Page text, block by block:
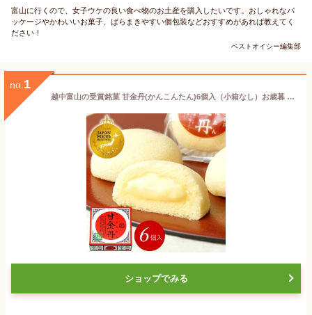
富山に行くので、女子ウケの良い食べ物のお土産を購入したいです。おしゃれなパ
ッケージやかわいいお菓子、ばらまきやすい個包装などおすすめがあれば教えてく
ださい！
ベストオイシー編集部
no. 1
越中富山の受賞銘菓 甘金丹(かんこんたん)6個入（小箱なし）お歳暮 お菓子 スイーツ 和菓子 ≪ 内祝い 出産内祝い 結婚内祝い 新築 お祝い お返し ご挨拶 お中元 御中元 夏ギフト お歳暮 御歳暮 お年賀 お土産 帰省土産 贈り物 ≫ 個包装 詰め合わせ セット 美味しい
ショップでみる